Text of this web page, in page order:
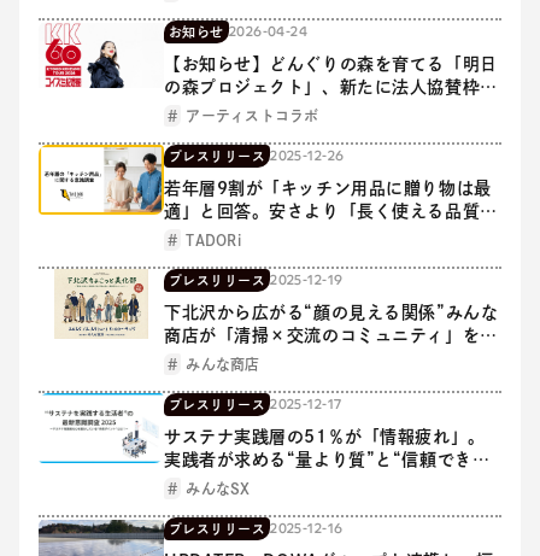
お知らせ 2026-04-24
【お知らせ】どんぐりの森を育てる「明日
の森プロジェクト」、新たに法人協賛枠を
創設。小泉今日子全国ツアーと連動し、さ
アーティストコラボ
プレスリリース 2025-12-26
若年層9割が「キッチン用品に贈り物は最
適」と回答。安さより「長く使える品質」
を選ぶ意識が明らかに
TADORi
プレスリリース 2025-12-19
下北沢から広がる“顔の見える関係”みんな
商店が「清掃×交流のコミュニティ」を初
開催みんな商店
プレスリリース 2025-12-17
サステナ実践層の51％が「情報疲れ」。
実践者が求める“量より質”と“信頼できる
情報源”
みんなSX
プレスリリース 2025-12-16